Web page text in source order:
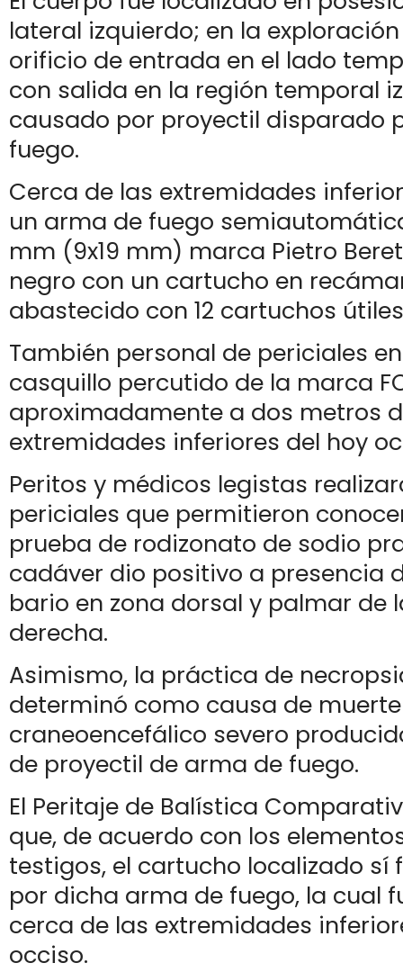
lateral izquierdo; en la
orificio de entrada en el lado
con salida en la región temporal
causado por proyectil disparado
fuego.
Cerca de las extremidades
un arma de fuego
mm (9x19 mm) marca Pietro
negro con un cartucho en
abastecido con 12 cartuchos
También personal de periciales
casquillo percutido de la marca
aproximadamente a dos metros
extremidades inferiores del hoy
Peritos y médicos legistas
periciales que permitieron
prueba de rodizonato de sodio
cadáver dio positivo a presencia
bario en zona dorsal y palmar de
derecha.
Asimismo, la práctica de
determinó como causa de
craneoencefálico severo
de proyectil de arma de fuego.
El Peritaje de Balística
que, de acuerdo con los
testigos, el cartucho localizado sí
por dicha arma de fuego, la cual
cerca de las extremidades
occiso.